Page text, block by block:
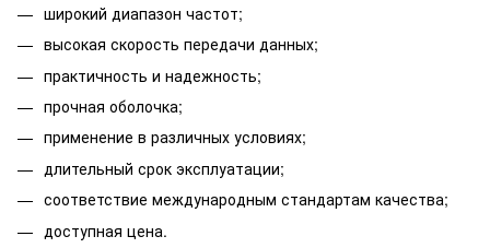
широкий диапазон частот;
высокая скорость передачи данных;
практичность и надежность;
прочная оболочка;
применение в различных условиях;
длительный срок эксплуатации;
соответствие международным стандартам качества;
доступная цена.